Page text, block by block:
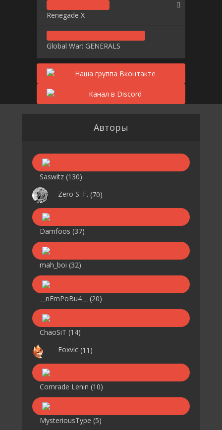
Renegade X
Global War: GENERALS
Авторы
Saswitz (130)
Zero S. F. (70)
Damfoos (37)
mah_boi (32)
__nEmPoBu4__ (20)
ChaoSiT (14)
Foxvic (11)
Comrade Lenin (10)
MysteriousType (5)